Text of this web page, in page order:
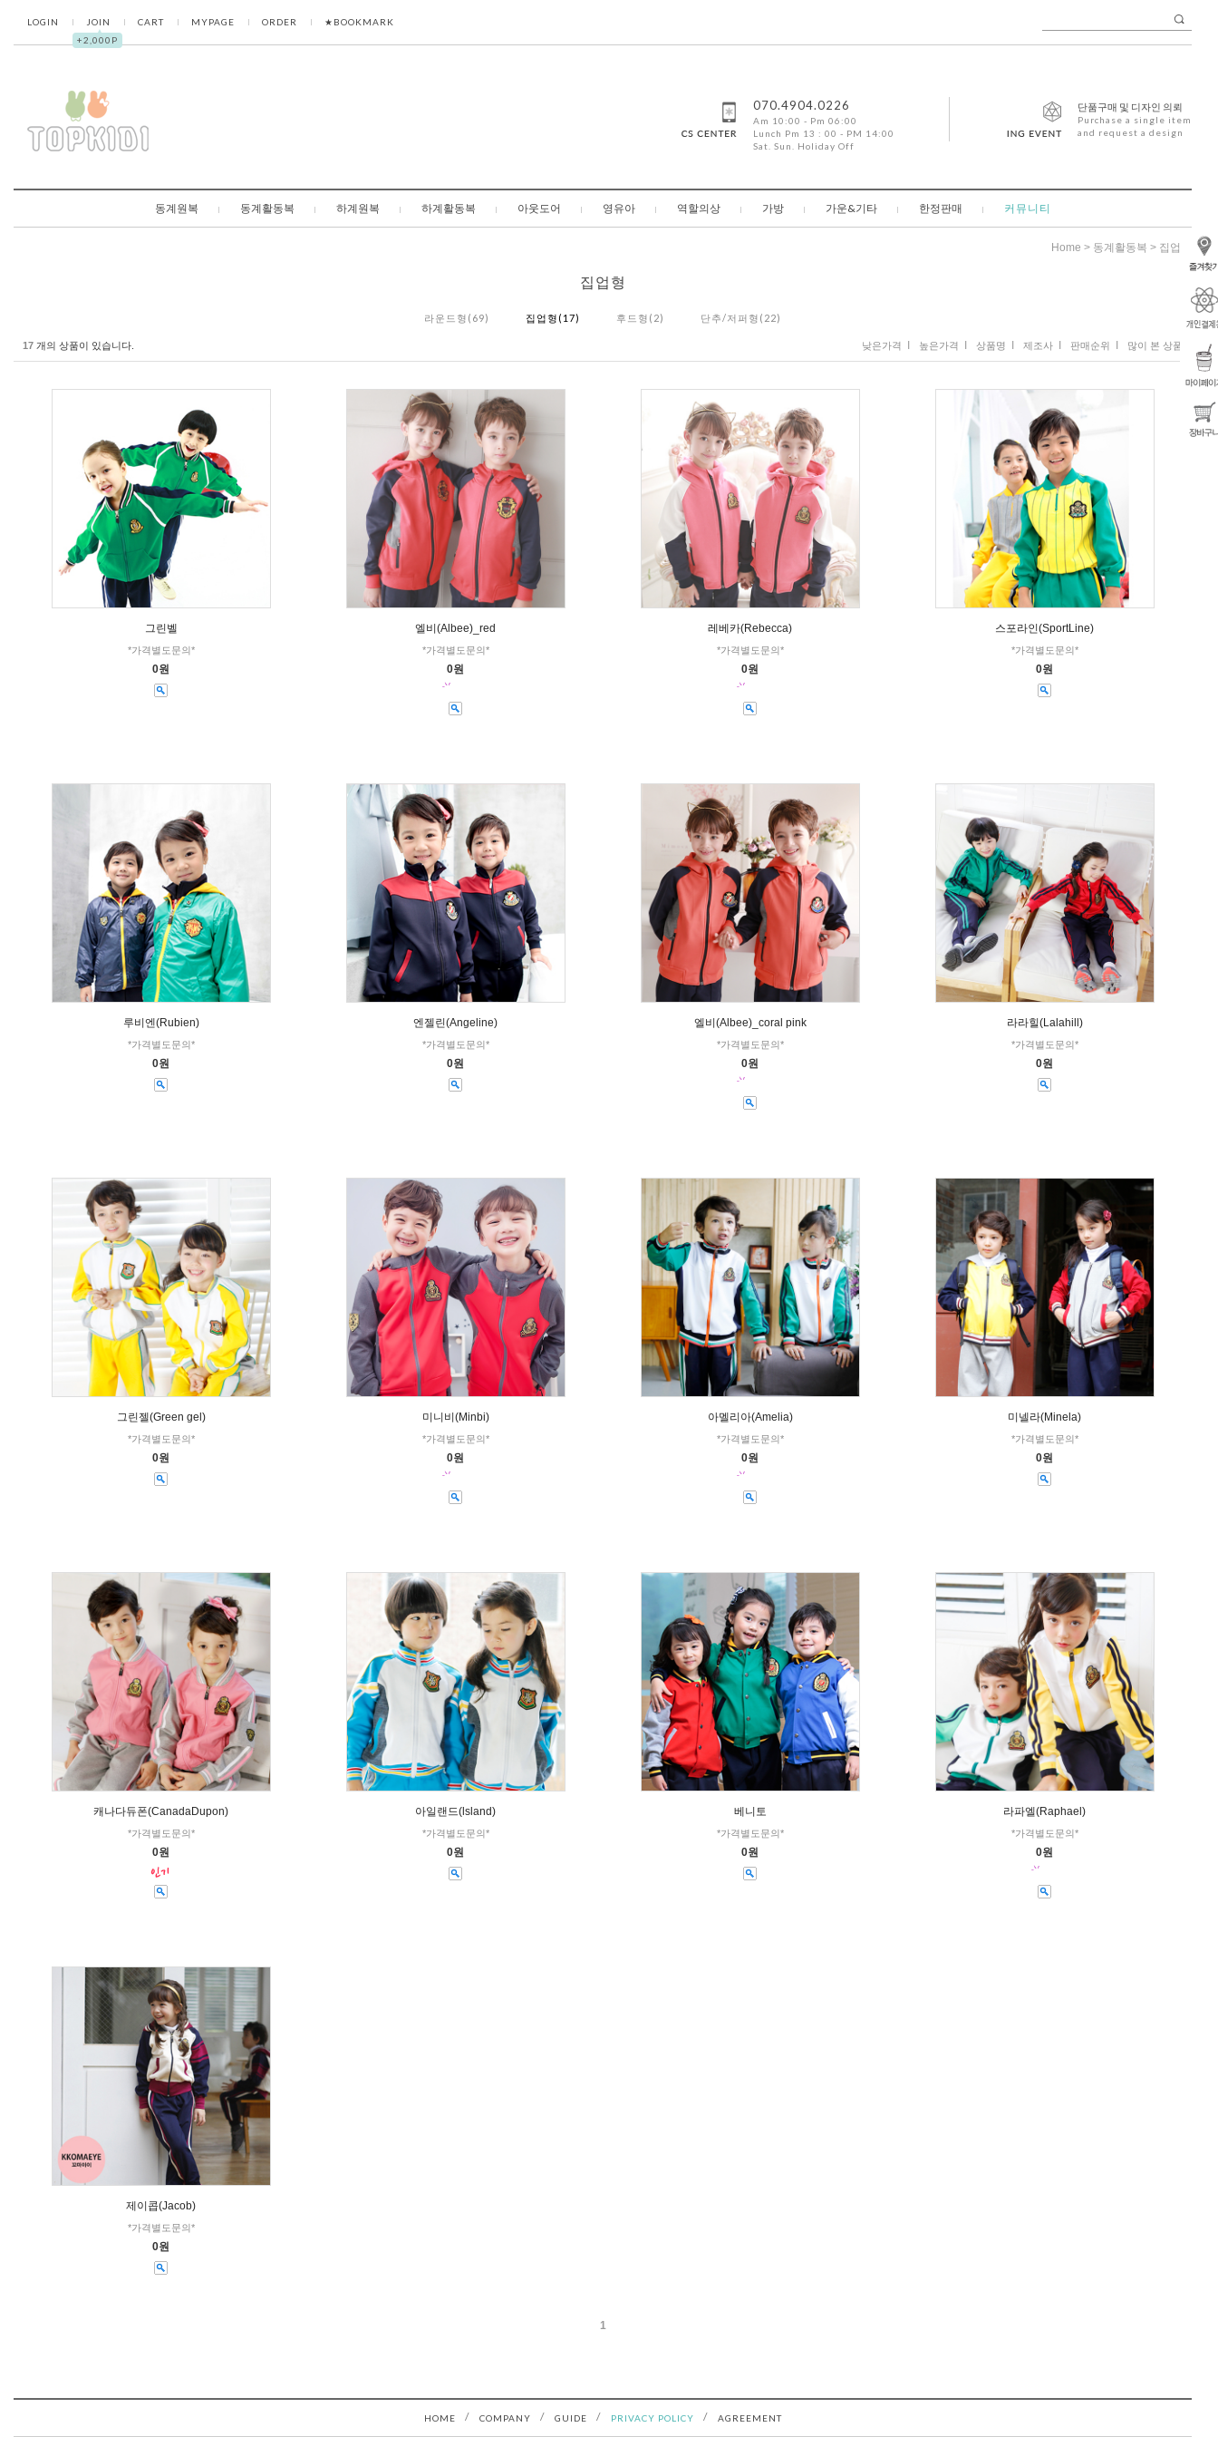
LOGIN
JOIN
▲
+2,000P
CART MYPAGE ORDER ★BOOKMARK
단품구매 및 디자인 의뢰
Purchase a single item
and request a design
070.4904.0226
Am 10:00 - Pm 06:00
Lunch Pm 13 : 00 - PM 14:00
Sat. Sun. Holiday Off
동계원복 동계활동복 하계원복 하계활동복 아웃도어 영유아 역할의상 가방 가운&기타 한정판매 커뮤니티
Home > 동계활동복 > 집업형
집업형
라운드형(69) 집업형(17) 후드형(2) 단추/저퍼형(22)
17 개의 상품이 있습니다. 낮은가격 높은가격 상품명 제조사 판매순위 많이 본 상품
그린벨
*가격별도문의*
0원
엘비(Albee)_red
*가격별도문의*
0원
레베카(Rebecca)
*가격별도문의*
0원
스포라인(SportLine)
*가격별도문의*
0원
루비엔(Rubien)
*가격별도문의*
0원
엔젤린(Angeline)
*가격별도문의*
0원
엘비(Albee)_coral pink
*가격별도문의*
0원
라라힐(Lalahill)
*가격별도문의*
0원
그린젤(Green gel)
*가격별도문의*
0원
미니비(Minbi)
*가격별도문의*
0원
아멜리아(Amelia)
*가격별도문의*
0원
미넬라(Minela)
*가격별도문의*
0원
캐나다듀폰(CanadaDupon)
*가격별도문의*
0원
아일랜드(lsland)
*가격별도문의*
0원
베니토
*가격별도문의*
0원
라파엘(Raphael)
*가격별도문의*
0원
제이콥(Jacob)
*가격별도문의*
0원
1
HOME / COMPANY / GUIDE / PRIVACY POLICY / AGREEMENT